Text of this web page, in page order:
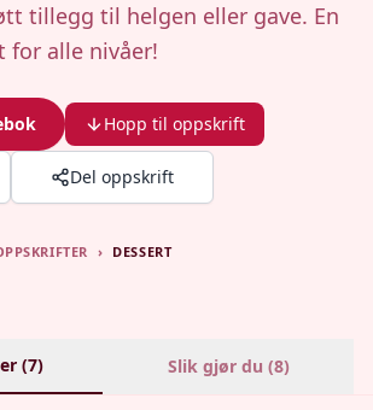
tillegg til helgen eller gave. En
for alle nivåer!
Hopp til oppskrift
Del oppskrift
› DESSERT
(7) Slik gjør du (8)